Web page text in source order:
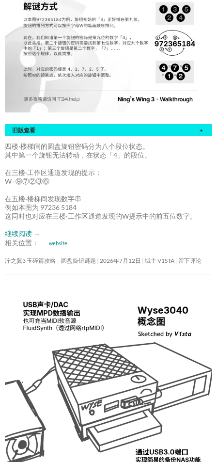
旧版查看 +
四楼·楼梯间的圆盘旋钮密码分为八个段位状态。
其中第一个旋钮无法转动，在状态「4」的段位。
在三楼·工作区通道发现的提示：
W=⑨⑦②③⑥
在五楼·楼梯间发现数字串
例如本图为 97236 5184
这同时也对应在三楼·工作区通道发现的W提示中的前五位数字。
继续阅读 →
相关位置：
website
泞之翼3 玉碎篇攻略 – 圆盘旋钮谜题 2026年7月12日 域主 V1STA 留下评论